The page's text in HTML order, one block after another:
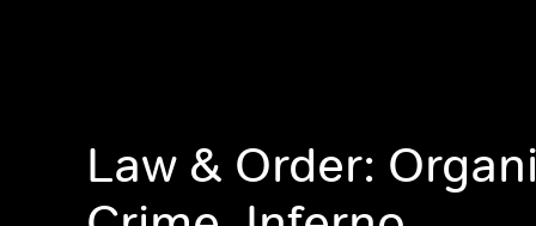
Law & Order: